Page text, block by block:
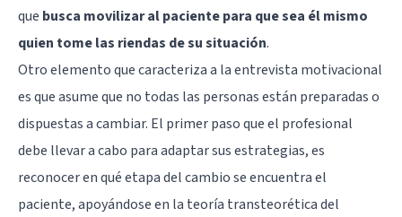
que busca movilizar al paciente para que sea él mismo
quien tome las riendas de su situación.
Otro elemento que caracteriza a la entrevista motivacional
es que asume que no todas las personas están preparadas o
dispuestas a cambiar. El primer paso que el profesional
debe llevar a cabo para adaptar sus estrategias, es
reconocer en qué etapa del cambio se encuentra el
paciente, apoyándose en la teoría transteorética del